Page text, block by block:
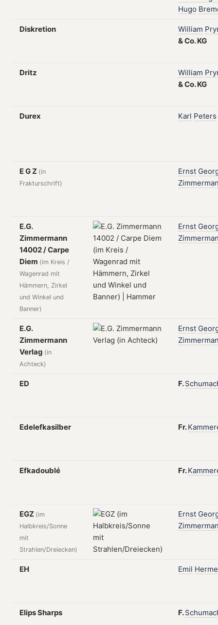
Hugo
Diskretion William
&Co.KG
Dritz William
&Co.KG
Durex Karl Peters
E G Z (in
Frakturschrift)
Ernst
E.G.
Zimmermann
14002 / Carpe
Diem (im Kreis /
Wagenrad mit
Hämmern, Zirkel
und Winkel und
Banner)
Ernst
E.G.
Zimmermann
Verlag (in
Achteck)
Ernst
ED F.
Edelefkasilber Fr.
Efkadoublé Fr.
EGZ (im
Halbkreis/Sonne
mit
Strahlen/Dreiecken)
Ernst
EH Emil
Elips Sharps F.